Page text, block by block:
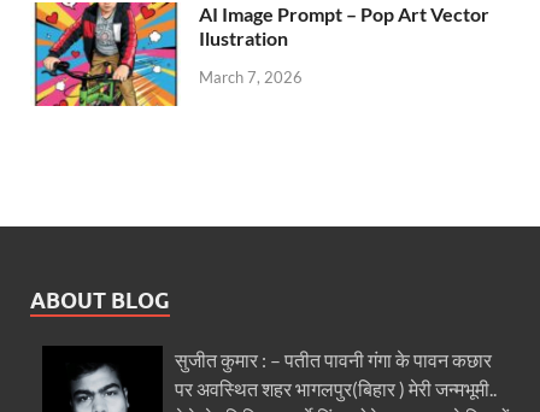
AI Image Prompt – Pop Art Vector
Ilustration
March 7, 2026
ABOUT BLOG
सुजीत कुमार : – पतीत पावनी गंगा के पावन कछार
पर अवस्थित शहर भागलपुर(बिहार ) मेरी जन्मभूमी..